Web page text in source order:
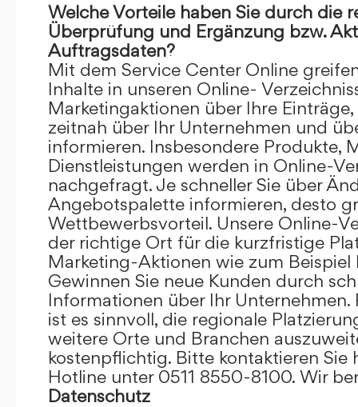
Welche Vorteile haben Sie durch die
Überprüfung und Ergänzung bzw.
Auftragsdaten?
Mit dem Service Center Online
Inhalte in unseren Online-
Marketingaktionen über Ihre
zeitnah über Ihr Unternehmen und
informieren. Insbesondere Produkte,
Dienstleistungen werden in Online-
nachgefragt. Je schneller Sie über
Angebotspalette informieren, desto
Wettbewerbsvorteil. Unsere Online-
der richtige Ort für die kurzfristige
Marketing-Aktionen wie zum Beispiel
Gewinnen Sie neue Kunden durch
Informationen über Ihr Unternehmen.
ist es sinnvoll, die regionale
weitere Orte und Branchen
kostenpflichtig. Bitte kontaktieren Sie
Hotline unter 0511 8550-8100. Wir
Datenschutz